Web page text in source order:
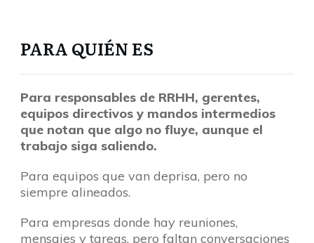
PARA QUIÉN ES
Para responsables de RRHH, gerentes,
equipos directivos y mandos intermedios
que notan que algo no fluye, aunque el
trabajo siga saliendo.
Para equipos que van deprisa, pero no
siempre alineados.
Para empresas donde hay reuniones,
mensajes y tareas, pero faltan conversaciones